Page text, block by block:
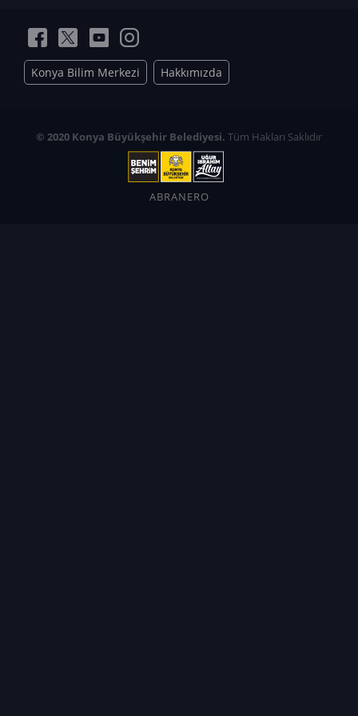
Konya Bilim Merkezi Hakkımızda
© 2020 Konya Büyükşehir Belediyesi. Tüm Hakları Saklıdır
ABRANERO